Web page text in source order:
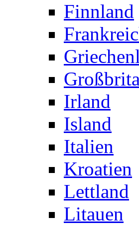
Finnland
Irland
Island
Italien
Kroatien
Lettland
Litauen